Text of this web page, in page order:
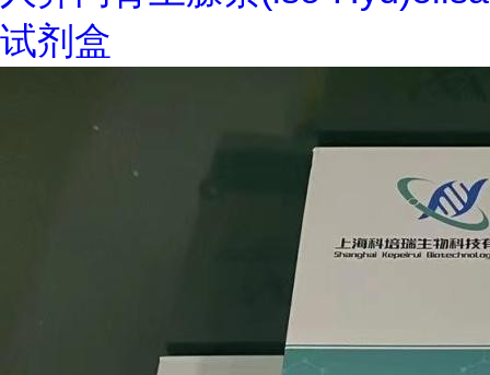
试剂盒